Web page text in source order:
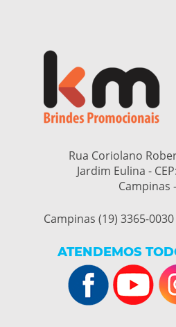
Rua Coriolano
Jardim Eulina - CEP:
Campinas
Campinas (19) 3365-
ATENDEMOS